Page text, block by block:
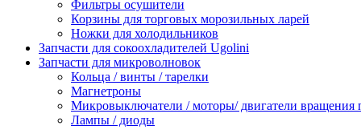
Фильтры осушители
Корзины для торговых морозильных ларей
Ножки для холодильников
Запчасти для сокоохладителей Ugolini
Запчасти для микроволновок
Кольца / винты / тарелки
Магнетроны
Микровыключатели / моторы/ двигатели вращения
Лампы / диоды